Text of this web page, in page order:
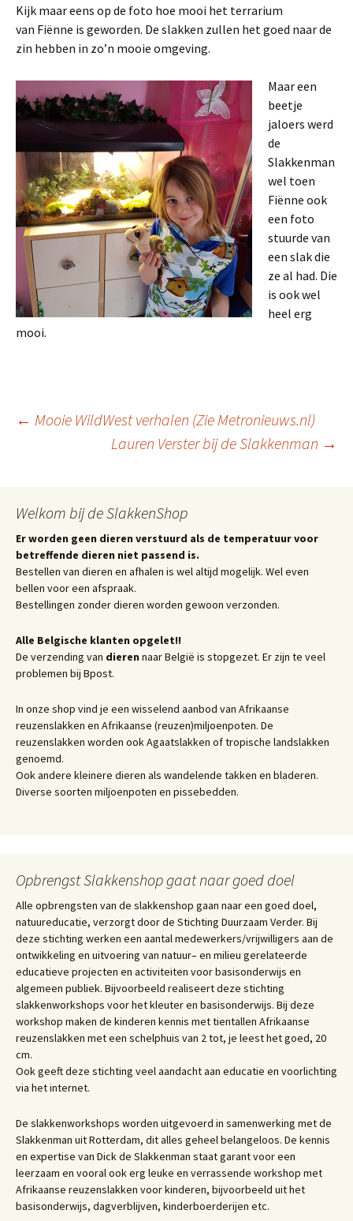
Kijk maar eens op de foto hoe mooi het terrarium
van Fiënne is geworden. De slakken zullen het goed naar de
zin hebben in zo’n mooie omgeving.
Maar een
beetje
jaloers werd
de
Slakkenman
wel toen
Fiënne ook
een foto
stuurde van
een slak die
ze al had. Die
is ook wel
heel erg
mooi.
Berichtnavigatie
← Mooie WildWest verhalen (Zie Metronieuws.nl)
Lauren Verster bij de Slakkenman →
Welkom bij de SlakkenShop
Er worden geen dieren verstuurd als de temperatuur voor
betreffende dieren niet passend is.
Bestellen van dieren en afhalen is wel altijd mogelijk. Wel even
bellen voor een afspraak.
Bestellingen zonder dieren worden gewoon verzonden.
Alle Belgische klanten opgelet!!
De verzending van dieren naar België is stopgezet. Er zijn te veel
problemen bij Bpost.
In onze shop vind je een wisselend aanbod van Afrikaanse
reuzenslakken en Afrikaanse (reuzen)miljoenpoten. De
reuzenslakken worden ook Agaatslakken of tropische landslakken
genoemd.
Ook andere kleinere dieren als wandelende takken en bladeren.
Diverse soorten miljoenpoten en pissebedden.
Opbrengst Slakkenshop gaat naar goed doel
Alle opbrengsten van de slakkenshop gaan naar een goed doel,
natuureducatie, verzorgt door de Stichting Duurzaam Verder. Bij
deze stichting werken een aantal medewerkers/vrijwilligers aan de
ontwikkeling en uitvoering van natuur– en milieu gerelateerde
educatieve projecten en activiteiten voor basisonderwijs en
algemeen publiek. Bijvoorbeeld realiseert deze stichting
slakkenworkshops voor het kleuter en basisonderwijs. Bij deze
workshop maken de kinderen kennis met tientallen Afrikaanse
reuzenslakken met een schelphuis van 2 tot, je leest het goed, 20
cm.
Ook geeft deze stichting veel aandacht aan educatie en voorlichting
via het internet.
De slakkenworkshops worden uitgevoerd in samenwerking met de
Slakkenman uit Rotterdam, dit alles geheel belangeloos. De kennis
en expertise van Dick de Slakkenman staat garant voor een
leerzaam en vooral ook erg leuke en verrassende workshop met
Afrikaanse reuzenslakken voor kinderen, bijvoorbeeld uit het
basisonderwijs, dagverblijven, kinderboerderijen etc.